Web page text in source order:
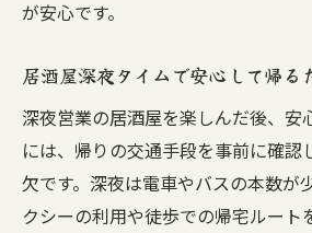
が安心です。
居酒屋深夜タイムで安心して帰る
深夜営業の居酒屋を楽しんだ後、安
には、帰りの交通手段を事前に確認
欠です。深夜は電車やバスの本数が
クシーの利用や徒歩での帰宅ルート